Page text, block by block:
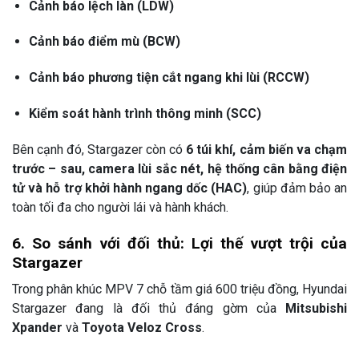
Cảnh báo lệch làn (LDW)
Cảnh báo điểm mù (BCW)
Cảnh báo phương tiện cắt ngang khi lùi (RCCW)
Kiểm soát hành trình thông minh (SCC)
Bên cạnh đó, Stargazer còn có 6 túi khí, cảm biến va chạm
trước – sau, camera lùi sắc nét, hệ thống cân bằng điện
tử và hỗ trợ khởi hành ngang dốc (HAC), giúp đảm bảo an
toàn tối đa cho người lái và hành khách.
6. So sánh với đối thủ: Lợi thế vượt trội của
Stargazer
Trong phân khúc MPV 7 chỗ tầm giá 600 triệu đồng, Hyundai
Stargazer đang là đối thủ đáng gờm của
Mitsubishi
Xpander và Toyota Veloz Cross.